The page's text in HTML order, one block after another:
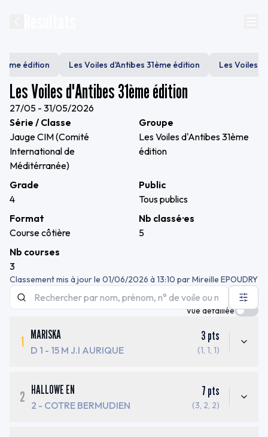
édition Les Voiles d'Antibes 31ème édition Les Voiles
Les Voiles d'Antibes 31ème édition
27/05 - 31/05/2026
Série / Classe
Jauge CIM (Comité
International de
Méditérranée)
Groupe
Les Voiles d'Antibes 31ème
édition
Grade
4
Public
Tous publics
Format
Course côtière
Nb classé·es
5
Nb courses
3
Classement mis à jour le 01/06/2026 à 13:10 parMireille EPOUDRY
Vue détaillée
1 MARISKA
D 1 - 15 M J.I AURIQUE
3 pts
(1, 1, 1)
2 HALLOWE EN
2 - COTRE BERMUDIEN
7 pts
(3, 2, 2)